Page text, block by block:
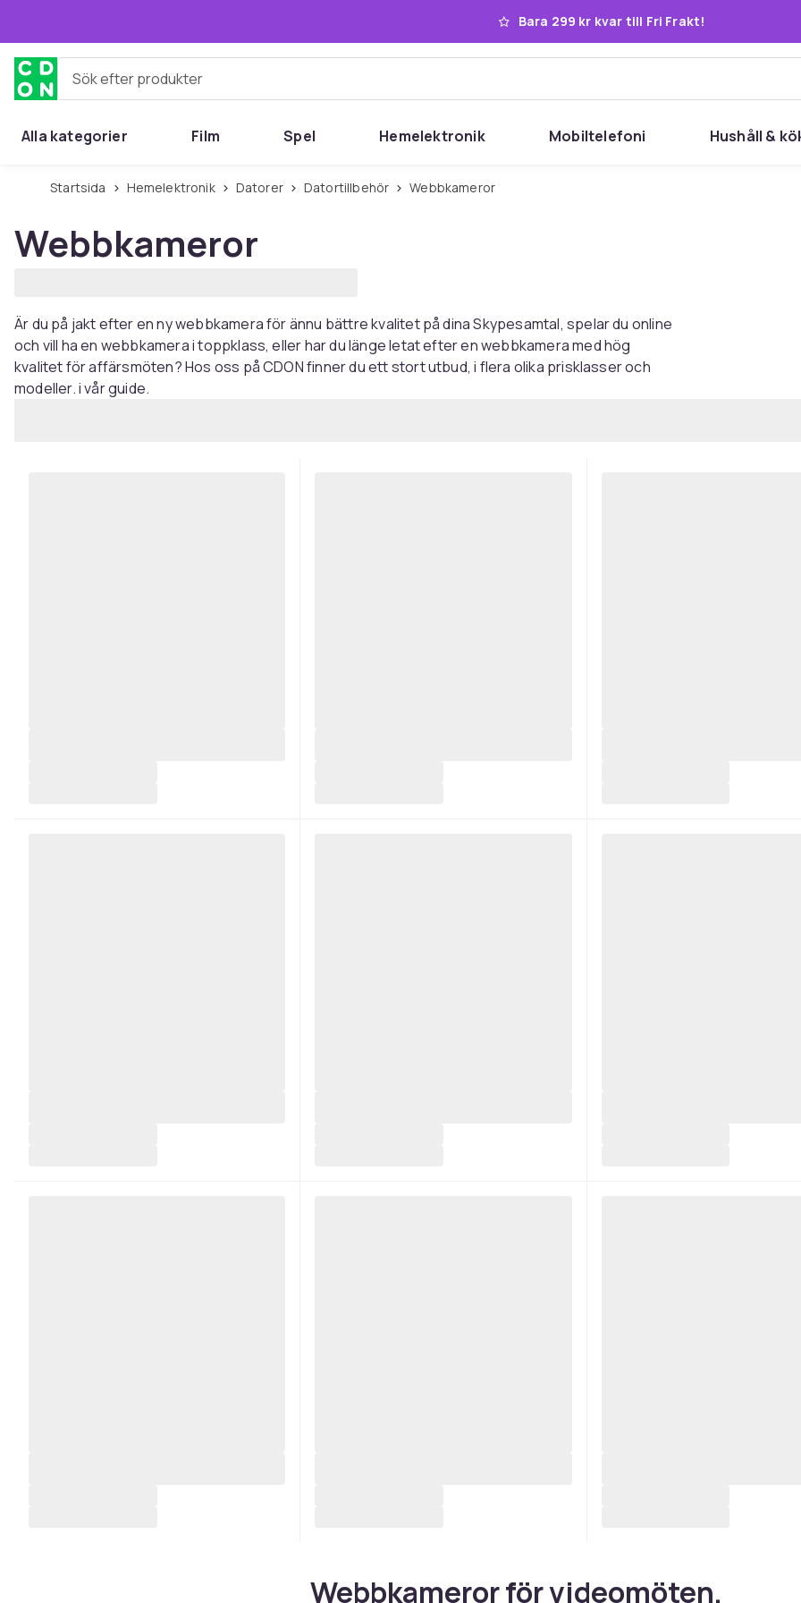
Bara 299 kr kvar till Fri Frakt!
Sök efter produkter
Alla kategorier Film Spel Hemelektronik Mobiltelefoni Hushåll &
Startsida Hemelektronik Datorer Datortillbehör Webbkameror
Webbkameror
Är du på jakt efter en ny webbkamera för ännu bättre kvalitet på dina Skypesamtal, spelar du online
och vill ha en webbkamera i toppklass, eller har du länge letat efter en webbkamera med hög
kvalitet för affärsmöten? Hos oss på CDON finner du ett stort utbud, i flera olika prisklasser och
modeller. i vår guide.
Webbkameror för videomöten,